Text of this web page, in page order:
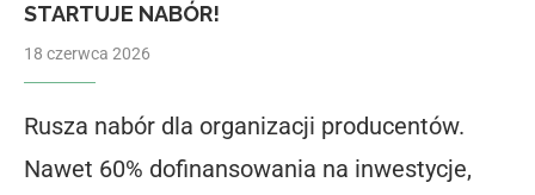
STARTUJE NABÓR!
18 czerwca 2026
Rusza nabór dla organizacji producentów.
Nawet 60% dofinansowania na inwestycje,